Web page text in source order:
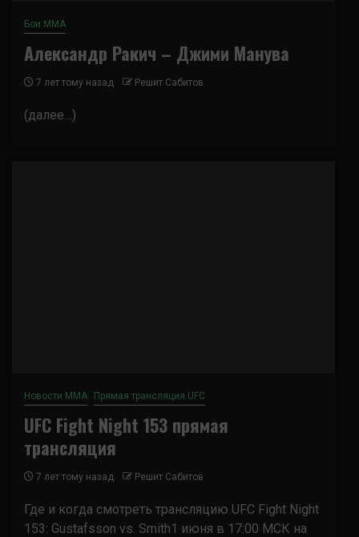
Бои ММА
Александр Ракич – Джими Манува
7 лет тому назад Решит Сабитов
(далее…)
Новости ММА Прямая трансляция UFC
UFC Fight Night 153 прямая
трансляция
7 лет тому назад Решит Сабитов
Где и когда смотреть трансляцию UFC Fight Night
153: Gustafsson vs. Smith1 июня в 17:00 МСК на